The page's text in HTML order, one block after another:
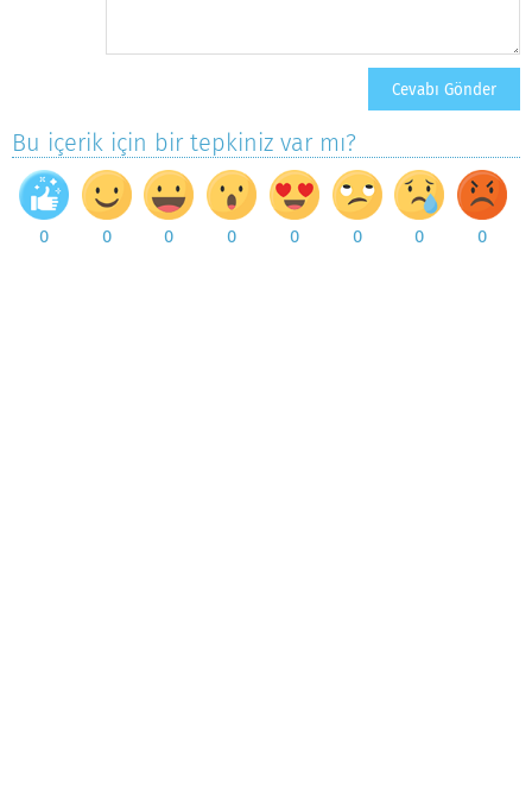
Bu içerik için bir tepkiniz var mı?
0 0 0 0 0 0 0 0